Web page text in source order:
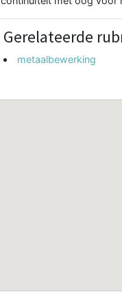
Gerelateerde
metaalbewerking